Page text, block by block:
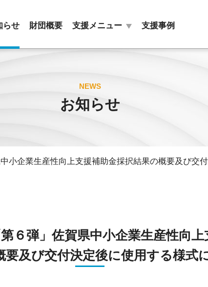
らせ 財団概要 支援メニュー
ＤＸ・
スタートアップ
商標・
特許の活用
支援事例
NEWS
お知らせ
小企業生産性向上支援補助金採択結果の概要及び交
第６弾」佐賀県中小企業生産性向
要及び交付決定後に使用する様式